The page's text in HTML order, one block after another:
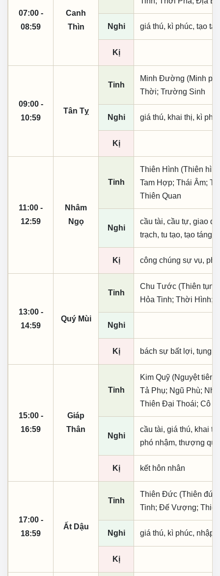
07:00 -
08:59
Canh
Thìn
Nghi giá thú, kì phúc, tạo
Kị
09:00 -
10:59
Tân Tỵ
Tinh
Minh Đường (Minh
Thời; Trường Sinh
Nghi giá thú, khai thị, kì
Kị
11:00 -
12:59
Nhâm
Ngọ
Tinh
Thiên Hình (Thiên
Tam Hợp; Thái Âm;
Thiên Quan
Nghi
cầu tài, cầu tự, giao
trạch, tu tạo, tạo táng,
Kị công chúng sự vụ,
13:00 -
14:59
Quý Mùi
Tinh
Chu Tước (Thiên
Hỏa Tinh; Thời Hình;
Nghi
Kị bách sự bất lợi, tụng
15:00 -
16:59
Giáp
Thân
Tinh
Kim Quỹ (Nguyệt
Tả Phụ; Ngũ Phù;
Thiên Đại Thoái; Cô
Nghi
cầu tài, giá thú, khai
phó nhậm, thượng
Kị kết hôn nhân
17:00 -
18:59
Ất Dậu
Tinh
Thiên Đức (Thiên
Tinh; Đế Vượng;
Nghi giá thú, kì phúc, nhập
Kị